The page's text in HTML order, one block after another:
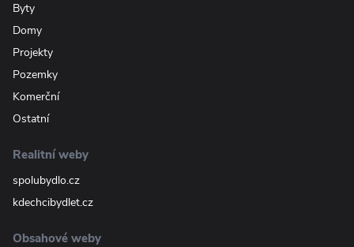
Byty
Domy
Projekty
Pozemky
Komerční
Ostatní
Realitní weby
spolubydlo.cz
kdechcibydlet.cz
Obsahové weby